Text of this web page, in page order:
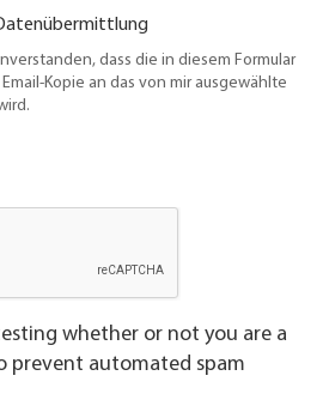
dass die in diesem Formular
Kopie an das von mir ausgewählte
whether or not you are a
prevent automated spam